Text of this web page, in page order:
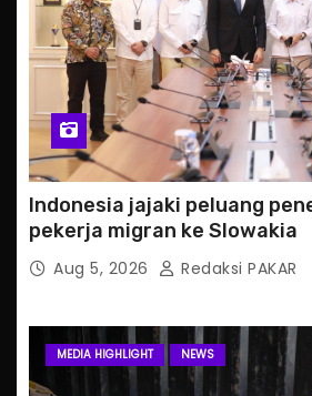
Indonesia jajaki peluang
pekerja migran ke Slowakia
Aug 5, 2026 Redaksi PAKAR
MEDIA HIGHLIGHT NEWS